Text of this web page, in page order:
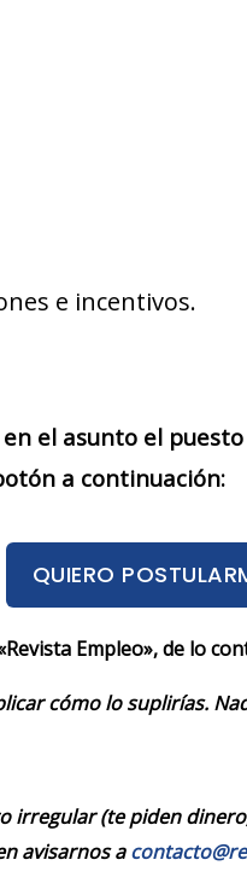
e incentivos.
el asunto el
a continuación:
QUIERO
Empleo», de lo
cómo lo suplirías.
irregular (te piden
avisarnos a